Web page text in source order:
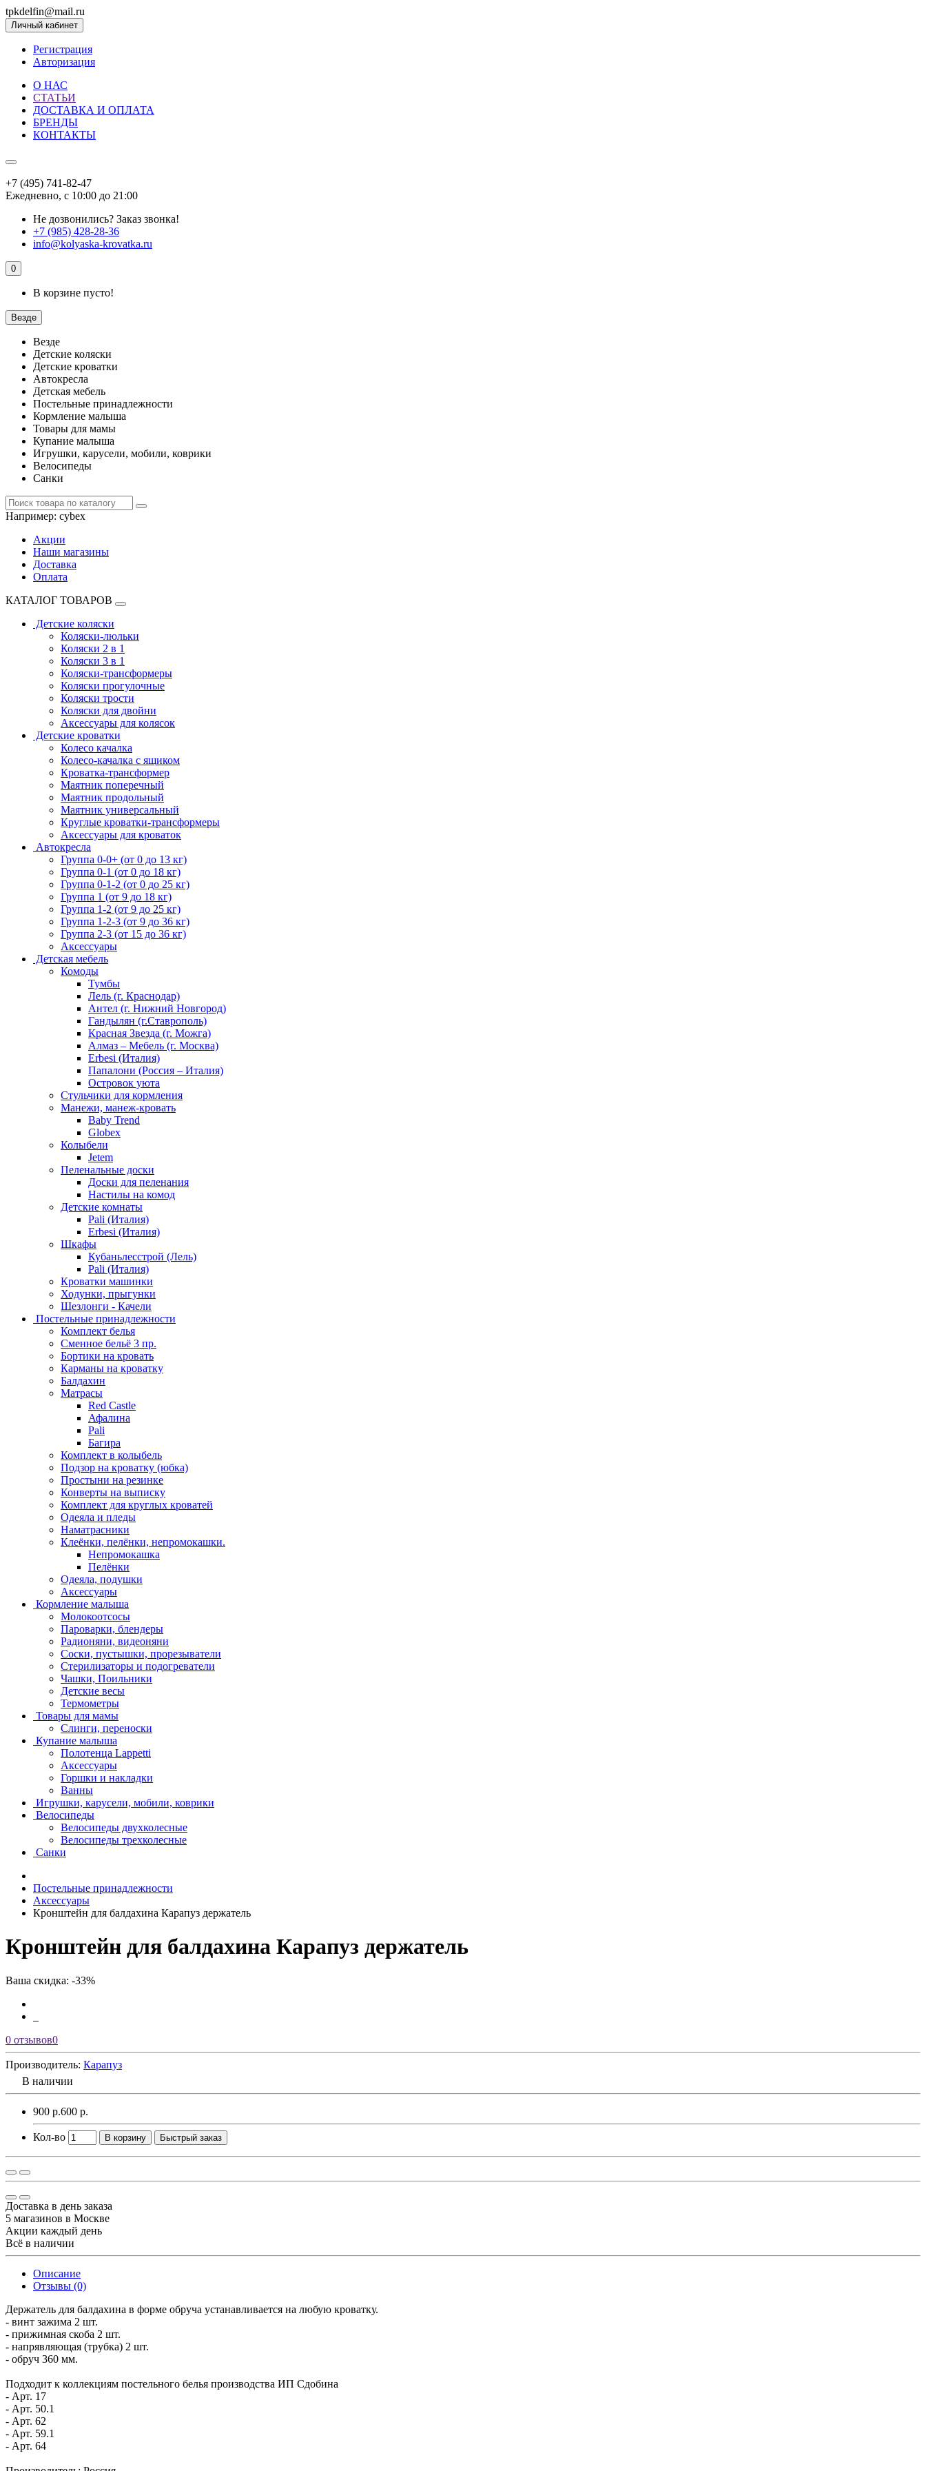
tpkdelfin@mail.ru
Личный кабинет
Регистрация
Авторизация
О НАС
СТАТЬИ
ДОСТАВКА И ОПЛАТА
БРЕНДЫ
КОНТАКТЫ
+7 (495) 741-82-47
Ежедневно, с 10:00 до 21:00
Не дозвонились? Заказ звонка!
+7 (985) 428-28-36
info@kolyaska-krovatka.ru
0
В корзине пусто!
Везде
Везде
Детские коляски
Детские кроватки
Автокресла
Детская мебель
Постельные принадлежности
Кормление малыша
Товары для мамы
Купание малыша
Игрушки, карусели, мобили, коврики
Велосипеды
Санки
Например: cybex
Акции
Наши магазины
Доставка
Оплата
КАТАЛОГ ТОВАРОВ
Детские коляски
Коляски-люльки
Коляски 2 в 1
Коляски 3 в 1
Коляски-трансформеры
Коляски прогулочные
Коляски трости
Коляски для двойни
Аксессуары для колясок
Детские кроватки
Колесо качалка
Колесо-качалка с ящиком
Кроватка-трансформер
Маятник поперечный
Маятник продольный
Маятник универсальный
Круглые кроватки-трансформеры
Аксессуары для кроваток
Автокресла
Группа 0-0+ (от 0 до 13 кг)
Группа 0-1 (от 0 до 18 кг)
Группа 0-1-2 (от 0 до 25 кг)
Группа 1 (от 9 до 18 кг)
Группа 1-2 (от 9 до 25 кг)
Группа 1-2-3 (от 9 до 36 кг)
Группа 2-3 (от 15 до 36 кг)
Аксессуары
Детская мебель
Комоды
Тумбы
Лель (г. Краснодар)
Антел (г. Нижний Новгород)
Гандылян (г.Ставрополь)
Красная Звезда (г. Можга)
Алмаз – Мебель (г. Москва)
Erbesi (Италия)
Папалони (Россия – Италия)
Островок уюта
Стульчики для кормления
Манежи, манеж-кровать
Baby Trend
Globex
Колыбели
Jetem
Пеленальные доски
Доски для пеленания
Настилы на комод
Детские комнаты
Pali (Италия)
Erbesi (Италия)
Шкафы
Кубаньлесстрой (Лель)
Pali (Италия)
Кроватки машинки
Ходунки, прыгунки
Шезлонги - Качели
Постельные принадлежности
Комплект белья
Сменное бельё 3 пр.
Бортики на кровать
Карманы на кроватку
Балдахин
Матрасы
Red Castle
Афалина
Pali
Багира
Комплект в колыбель
Подзор на кроватку (юбка)
Простыни на резинке
Конверты на выписку
Комплект для круглых кроватей
Одеяла и пледы
Наматрасники
Клеёнки, пелёнки, непромокашки.
Непромокашка
Пелёнки
Одеяла, подушки
Аксессуары
Кормление малыша
Молокоотсосы
Пароварки, блендеры
Радионяни, видеоняни
Соски, пустышки, прорезыватели
Стерилизаторы и подогреватели
Чашки, Поильники
Детские весы
Термометры
Товары для мамы
Слинги, переноски
Купание малыша
Полотенца Lappetti
Аксессуары
Горшки и накладки
Ванны
Игрушки, карусели, мобили, коврики
Велосипеды
Велосипеды двухколесные
Велосипеды трехколесные
Санки
Постельные принадлежности
Аксессуары
Кронштейн для балдахина Карапуз держатель
Кронштейн для балдахина Карапуз держатель
Ваша скидка: -33%
0 отзывов0
Производитель: Карапуз
В наличии
900 р.600 р.
Кол-во В корзину Быстрый заказ
Доставка в день заказа
5 магазинов в Москве
Акции каждый день
Всё в наличии
Описание
Отзывы (0)
Держатель для балдахина в форме обруча устанавливается на любую кроватку.
- винт зажима 2 шт.
- прижимная скоба 2 шт.
- напрявляющая (трубка) 2 шт.
- обруч 360 мм.
Подходит к коллекциям постельного белья производства ИП Сдобина
- Арт. 17
- Арт. 50.1
- Арт. 62
- Арт. 59.1
- Арт. 64